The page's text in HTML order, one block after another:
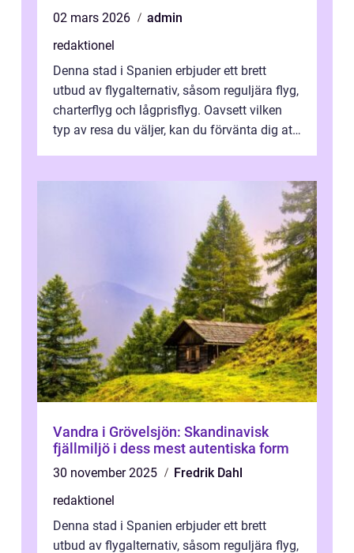
02 mars 2026
admin
redaktionel
Denna stad i Spanien erbjuder ett brett
utbud av flygalternativ, såsom reguljära flyg,
charterflyg och lågprisflyg. Oavsett vilken
typ av resa du väljer, kan du förvänta dig att
Vandra i Grövelsjön: Skandinavisk
fjällmiljö i dess mest autentiska form
30 november 2025
Fredrik Dahl
redaktionel
Denna stad i Spanien erbjuder ett brett
utbud av flygalternativ, såsom reguljära flyg,